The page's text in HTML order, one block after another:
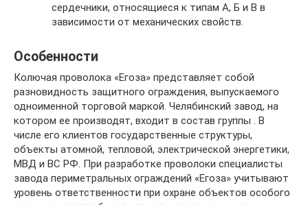
сердечники, относящиеся к типам А, Б и В в
зависимости от механических свойств.
Особенности
Колючая проволока «Егоза» представляет собой
разновидность защитного ограждения, выпускаемого
одноименной торговой маркой. Челябинский завод, на
котором ее производят, входит в состав группы . В
числе его клиентов государственные структуры,
объекты атомной, тепловой, электрической энергетики,
МВД и ВС РФ. При разработке проволоки специалисты
завода периметральных ограждений «Егоза» учитывают
уровень ответственности при охране объектов особого